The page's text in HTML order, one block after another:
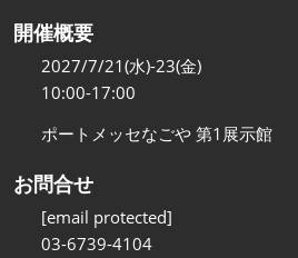
開催概要
2027/7/21(水)-23(金)
10:00-17:00
ポートメッセなごや 第1展示館
お問合せ
[email protected]
03-6739-4104